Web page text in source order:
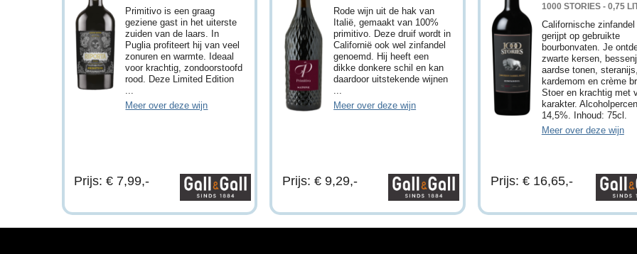
Primitivo is een graag
geziene gast in het uiterste
zuiden van de laars. In
Puglia profiteert hij van veel
zonuren en warmte. Ideaal
voor krachtig, zondoorstoofd
rood. Deze Limited Edition
Meer over deze wijn
Prijs: € 7,99,-
Rode wijn uit de hak van
Italië, gemaakt van 100%
primitivo. Deze druif wordt in
Californië ook wel zinfandel
genoemd. Hij heeft een
dikke donkere schil en kan
daardoor uitstekende wijnen
Meer over deze wijn
Prijs: € 9,29,-
1000 STORIES - 0,75
Californische zinfandel
gerijpt op gebruikte
bourbonvaten. Je
zwarte kersen,
aardse tonen,
kardemom en crème
Stoer en krachtig met
karakter.
14,5%. Inhoud: 75cl.
Meer over deze wijn
Prijs: € 16,65,-